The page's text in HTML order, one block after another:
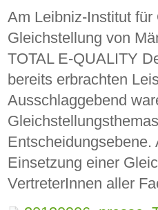
Am Leibniz-Institut
Gleichstellung von
TOTAL E-QUALITY
bereits erbrachten
Ausschlaggebend
Einsetzung einer
VertreterInnen aller